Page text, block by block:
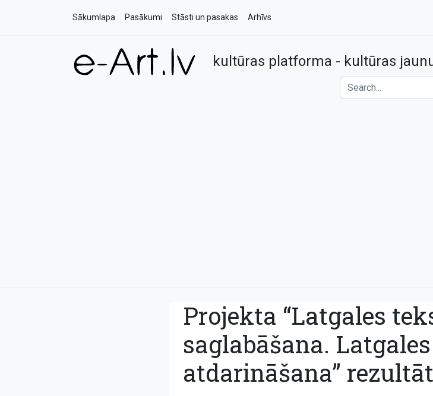
Sākumlapa Pasākumi Stāsti un pasakas Arhīvs
kultūras platforma - kultūras
Projekta “Latgales
saglabāšana.
atdarināšana”